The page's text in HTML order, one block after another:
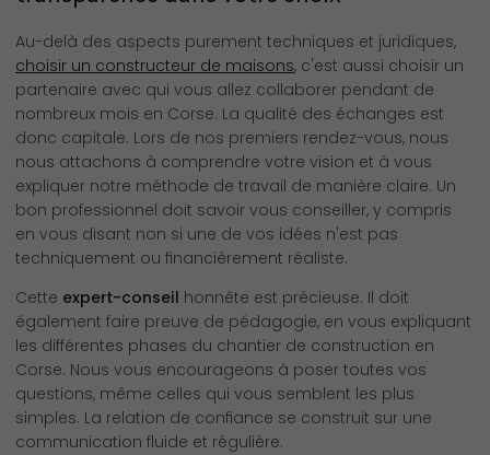
Au-delà des aspects purement techniques et juridiques,
choisir un constructeur de maisons, c'est aussi choisir un
partenaire avec qui vous allez collaborer pendant de
nombreux mois en Corse. La qualité des échanges est
donc capitale. Lors de nos premiers rendez-vous, nous
nous attachons à comprendre votre vision et à vous
expliquer notre méthode de travail de manière claire. Un
bon professionnel doit savoir vous conseiller, y compris
en vous disant non si une de vos idées n'est pas
techniquement ou financièrement réaliste.
Cette expert-conseil honnête est précieuse. Il doit
également faire preuve de pédagogie, en vous expliquant
les différentes phases du chantier de construction en
Corse. Nous vous encourageons à poser toutes vos
questions, même celles qui vous semblent les plus
simples. La relation de confiance se construit sur une
communication fluide et régulière.